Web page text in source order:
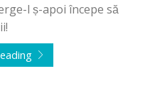
l ș-apoi începe să